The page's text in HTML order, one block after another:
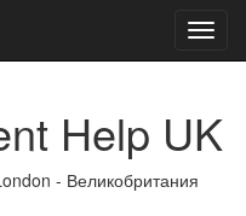
Help UK
- Великобритания